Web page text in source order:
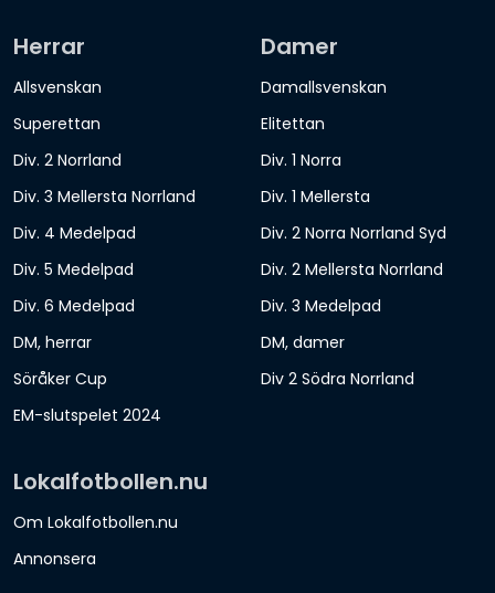
Herrar
Allsvenskan
Superettan
Div. 2 Norrland
Div. 3 Mellersta Norrland
Div. 4 Medelpad
Div. 5 Medelpad
Div. 6 Medelpad
DM, herrar
Söråker Cup
EM-slutspelet 2024
Damer
Damallsvenskan
Elitettan
Div. 1 Norra
Div. 1 Mellersta
Div. 2 Norra Norrland Syd
Div. 2 Mellersta Norrland
Div. 3 Medelpad
DM, damer
Div 2 Södra Norrland
Lokalfotbollen.nu
Om Lokalfotbollen.nu
Annonsera